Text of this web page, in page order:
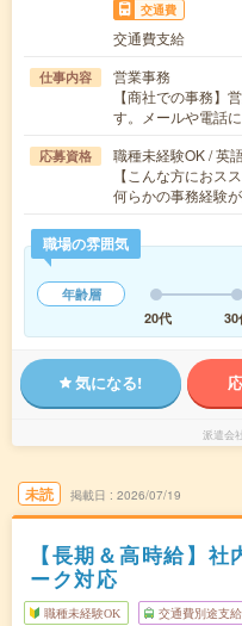
交通費
交通費支給
仕事内容
営業事務
【商社での事務】
す。メールや電話
応募資格
職種未経験OK / 英
【こんな方におス
何らかの事務経験
職場の雰囲気
年齢層
20代
30
気になる!
派遣会社
未読 掲載日 2026/07/19
【長期＆高時給】
ーク対応
職種未経験OK 交通費別途支給